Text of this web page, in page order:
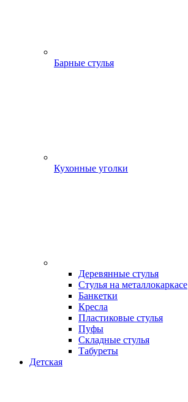
Барные стулья
Кухонные уголки
Деревянные стулья
Стулья на металлокаркасе
Банкетки
Кресла
Пластиковые стулья
Пуфы
Складные стулья
Табуреты
Детская